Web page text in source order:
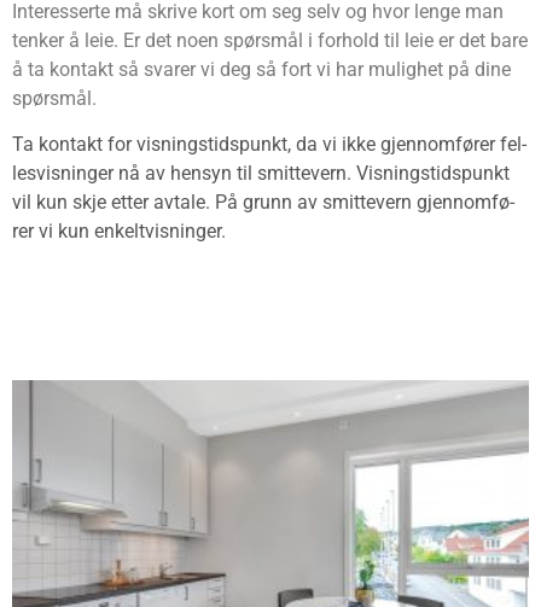
Inter­es­ser­te må skri­ve kort om seg selv og hvor len­ge man
ten­ker å leie. Er det noen spørs­mål i for­hold til leie er det bare
å ta kon­takt så sva­rer vi deg så fort vi har mulig­het på dine
spørsmål.
Ta kon­takt for vis­nings­tids­punkt, da vi ikke gjen­nom­fø­rer fel­
le­svis­nin­ger nå av hen­syn til smitte­vern. Vis­nings­tids­punkt
vil kun skje etter avta­le. På grunn av smitte­vern gjen­nom­fø­
rer vi kun enkeltvisninger.